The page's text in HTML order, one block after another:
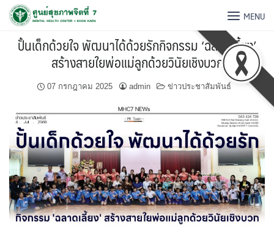
MENU
ปั้นเด็กด้วยใจ พัฒนาได้ด้วยรักกิจกรรม ‘ฉลาดเลี้ยง’
สร้างสายใยพ่อแม่ลูกด้วยวินัยเชิงบวก
07 กรกฎาคม 2025 admin ข่าวประชาสัมพันธ์